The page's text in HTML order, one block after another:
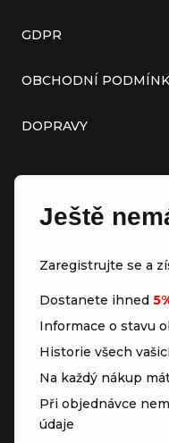
GDPR
OBCHODNÍ
DOPRAVY
Ještě
Zaregistrujte se a
Dostanete ihned
Informace o stavu
Historie všech
Na každý nákup
Při objednávce
údaje